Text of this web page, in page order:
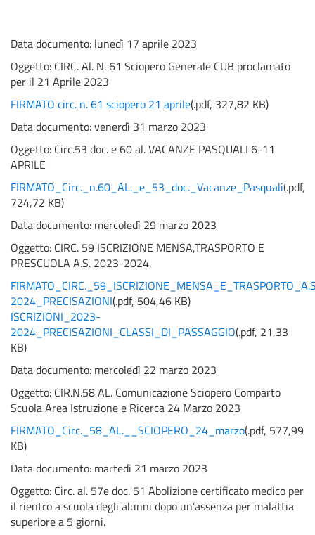
Data documento: lunedì 17 aprile 2023
Oggetto: CIRC. Al. N. 61 Sciopero Generale CUB proclamato
per il 21 Aprile 2023
FIRMATO circ. n. 61 sciopero 21 aprile(.pdf, 327,82 KB)
Data documento: venerdì 31 marzo 2023
Oggetto: Circ.53 doc. e 60 al. VACANZE PASQUALI 6-11
APRILE
FIRMATO_Circ._n.60_AL._e_53_doc._Vacanze_Pasquali(.pdf,
724,72 KB)
Data documento: mercoledì 29 marzo 2023
Oggetto: CIRC. 59 ISCRIZIONE MENSA,TRASPORTO E
PRESCUOLA A.S. 2023-2024.
2024_PRECISAZIONI(.pdf, 504,46 KB)
ISCRIZIONI_2023-
2024_PRECISAZIONI_CLASSI_DI_PASSAGGIO(.pdf, 21,33
KB)
Data documento: mercoledì 22 marzo 2023
Oggetto: CIR.N.58 AL. Comunicazione Sciopero Comparto
Scuola Area Istruzione e Ricerca 24 Marzo 2023
FIRMATO_Circ._58_AL.__SCIOPERO_24_marzo(.pdf, 577,99
KB)
Data documento: martedì 21 marzo 2023
Oggetto: Circ. al. 57e doc. 51 Abolizione certificato medico per
il rientro a scuola degli alunni dopo un’assenza per malattia
superiore a 5 giorni.